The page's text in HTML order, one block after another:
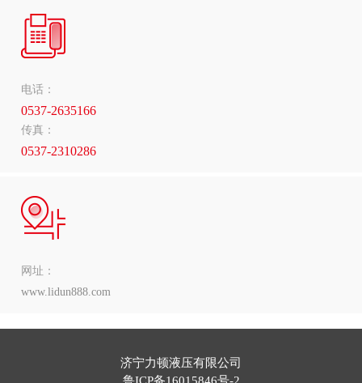
电话：
0537-2635166
传真：
0537-2310286
网址：
www.lidun888.com
济宁力顿液压有限公司